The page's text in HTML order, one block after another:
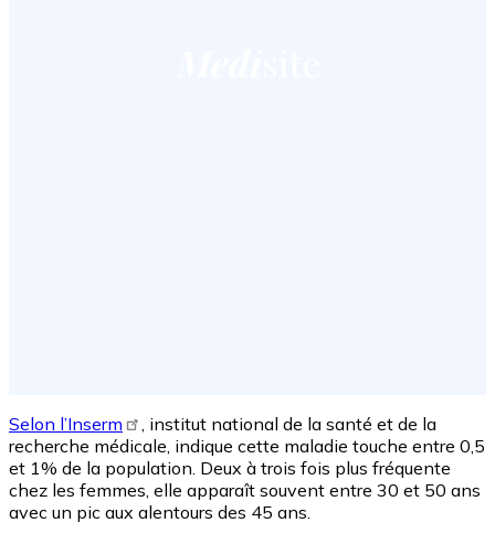
Selon l’Inserm
, institut national de la santé et de la
recherche médicale, indique cette maladie touche entre 0,5
et 1% de la population. Deux à trois fois plus fréquente
chez les femmes, elle apparaît souvent entre 30 et 50 ans
avec un pic aux alentours des 45 ans.